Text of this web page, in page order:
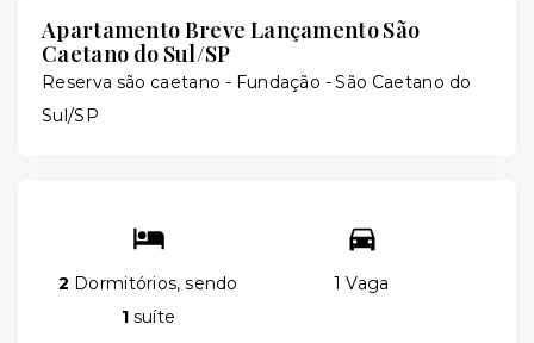
Apartamento Breve Lançamento São
Caetano do Sul/SP
Reserva são caetano - Fundação - São Caetano do
Sul/SP
2 Dormitórios, sendo
1 suíte
1 Vaga